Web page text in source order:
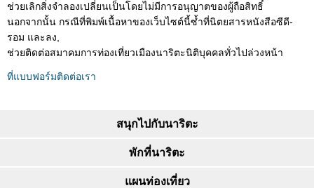
ช่วยเลิกสิ่งจำลองเปลี่ยนเป็นโดยไม่มีการอนุญาตของผู้ถือสิทธิ์
นอกจากนั้น กรณีที่พิมพ์เนื้อหาของเว็บไซต์นี้ซ้ำที่นิตยสารหนังสือซีดี-
รอม และลง,
ช่วยติดต่อสมาคมการท่องเที่ยวเมืองนาริตะนิติบุคคลทั่วไปล่วงหน้า
ที่แบบฟอร์มติดต่อเรา
สนุกไปกับนาริตะ
พักที่นาริตะ
แผนท่องเที่ยว